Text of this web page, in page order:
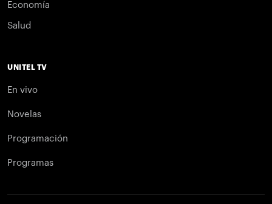
Economía
Salud
UNITEL TV
En vivo
Novelas
Programación
Programas